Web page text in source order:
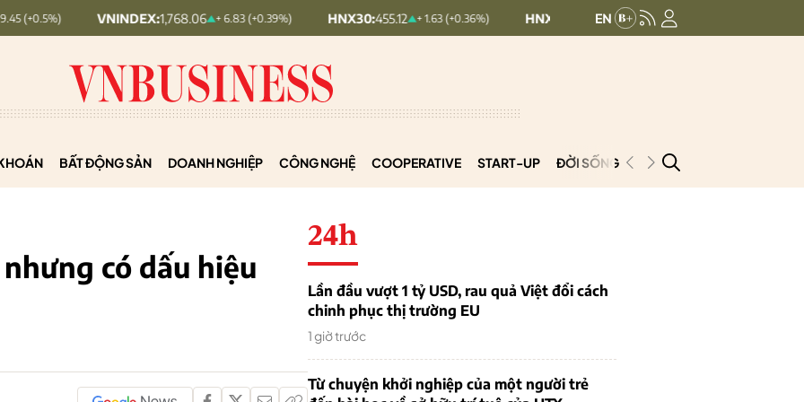
VNINDEX: 1,768.06 + 6.83 (+0.39%) HNX30: 455.12 + 1.63 (+0.36%) HNXINDEX:293.44 + 0.25 (+0.09%)
BẤT ĐỘNG SẢN DOANH NGHIỆP CÔNG NGHỆ COOPERATIVE START-UP ĐỜI SỐNG PODCAST
có dấu hiệu
24h
Lần đầu vượt 1 tỷ USD, rau quả Việt đổi cách
chinh phục thị trường EU
1 giờ trước
Từ chuyện khởi nghiệp của một người trẻ